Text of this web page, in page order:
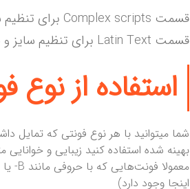
قسمت Complex scripts برای تنظیم سایز و نوع فونت فارسی نوشته.
قسمت Latin Text برای تنظیم سایز و نوع فونت انگلیسی نوشته
استفاده از
شما میتوانید با هر نوع فونتی که تمایل
بهینه شده استفاده کنید زیبایی و
اینجا وجود دارد)